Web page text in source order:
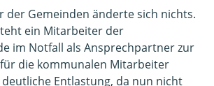
der Gemeinden änderte sich nichts.
ein Mitarbeiter der
im Notfall als Ansprechpartner zur
die kommunalen Mitarbeiter
Entlastung, da nun nicht